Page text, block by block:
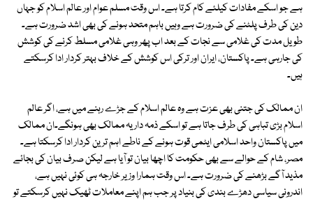
ہے جو اسکے مفادات کیلئے کام کرتا ہے۔ اس وقت مسلم عوام اور عالم اسلام کو جہاں
دین کی طرف پلٹنے کی ضرورت ہے وہیں باہم متحد ہونے کی بھی اشد ضرورت ہے۔
طویل مدت کی غلامی سے نجات کے بعد اب پھر وہی غلامی مسلط کرنے کی کوشش
کی جارہی ہے۔ پاکستان، ایران اور ترکی اس کوشش کے خلاف بہتر کردار ادا کرسکتے
ہیں۔
ان ممالک کی جتنی بھی عزت ہے وہ عالم اسلام کے جڑے رہنے میں ہے، اگر عالم
اسلام بڑی تباہی کی طرف جاتا ہے تو اسکے ذمہ دار یہ ممالک بھی ہونگے۔ان ممالک
میں پاکستان واحد اسلامی ایٹمی قوت ہونے کے ناطے اہم ترین کردار ادا کرسکتا ہے۔
مصر، شام کے حوالے سے بھی حکومت کا اچھا بیان تو آیا ہے لیکن صرف بیان کی بجائے
مذید آگے بڑھنے کی ضرورت ہے۔ اس وقت ہمارا وزیر خارجہ ہی کوئی نہیں ہے،
اندرونی سیاسی دھڑے بندی کی بنیاد پر جب ہم اپنے معاملات ٹھیک نہیں کرسکتے تو